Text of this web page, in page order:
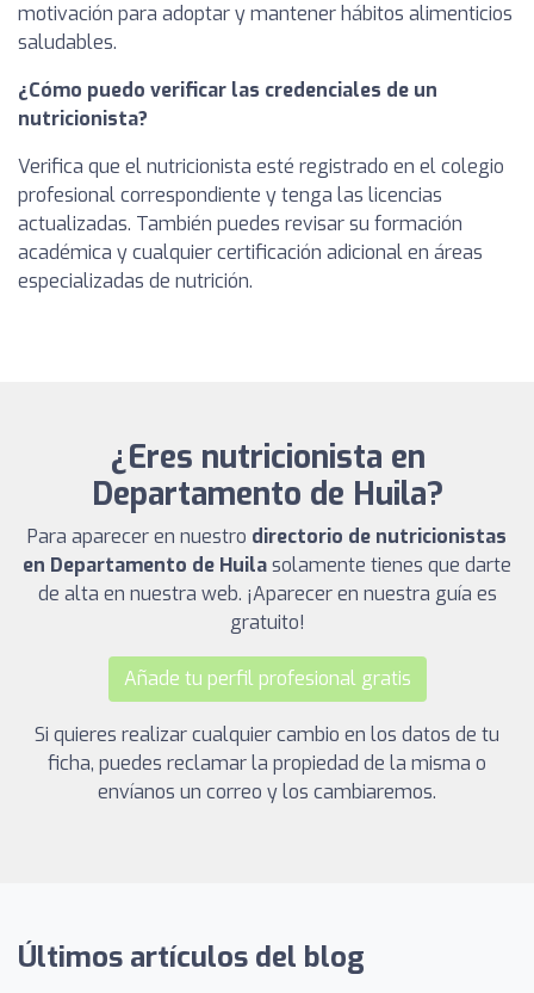
motivación para adoptar y mantener hábitos alimenticios
saludables.
¿Cómo puedo verificar las credenciales de un
nutricionista?
Verifica que el nutricionista esté registrado en el colegio
profesional correspondiente y tenga las licencias
actualizadas. También puedes revisar su formación
académica y cualquier certificación adicional en áreas
especializadas de nutrición.
¿Eres nutricionista en
Departamento de Huila?
Para aparecer en nuestro directorio de nutricionistas
en Departamento de Huilasolamente tienes que darte
de alta en nuestra web. ¡Aparecer en nuestra guía es
gratuito!
Añade tu perfil profesional gratis
Si quieres realizar cualquier cambio en los datos de tu
ficha, puedes reclamar la propiedad de la misma o
envíanos un correo y los cambiaremos.
Últimos artículos del blog